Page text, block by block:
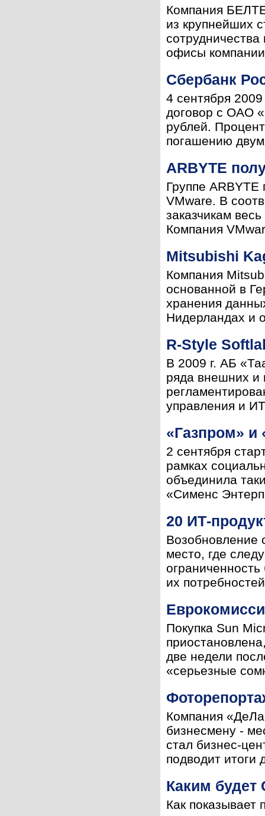
Компания
из крупнейших
офисы
Сбербанк
4 сентября
договор с ОАО
рублей.
погашению
ARBYTE
Группе
VMware. В
заказчикам
Компания
Mitsubishi
Компания
основанной в
хранения
Нидерландах и
R-Style
В 2009 г. АБ
ряда внешних и
управления и
«Газпром» и
2 сентября
рамках
объединила
«Сименс
20 ИТ-
Возобновление
место, где
их
Покупка Sun
две недели
«серьезные
Компания
бизнесмену -
стал бизнес-
подводит итоги
Каким будет
Как показывает